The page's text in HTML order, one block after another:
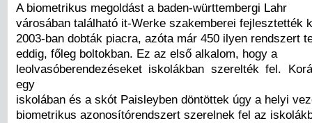
A biometrikus megoldást a baden-württembergi Lahr
városában található it-Werke szakemberei fejlesztették
2003-ban dobták piacra, azóta már 450 ilyen rendszert
eddig, főleg boltokban. Ez az első alkalom, hogy a
leolvasóberendezéseket iskolákban szerelték fel.
egy
iskolában és a skót Paisleyben döntöttek úgy a helyi
biometrikus azonosítórendszert szerelnek fel az